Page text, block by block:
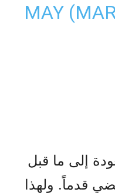
MAY
إلى ما قبل
قدماً. ولهذا